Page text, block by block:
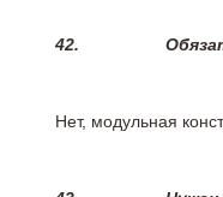
42.
Нет, модульная